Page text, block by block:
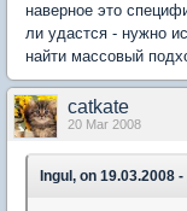
наверное это
ли удастся - нужно
найти массовый
catkate
20 Mar 2008
Ingul, on 19.03.2008